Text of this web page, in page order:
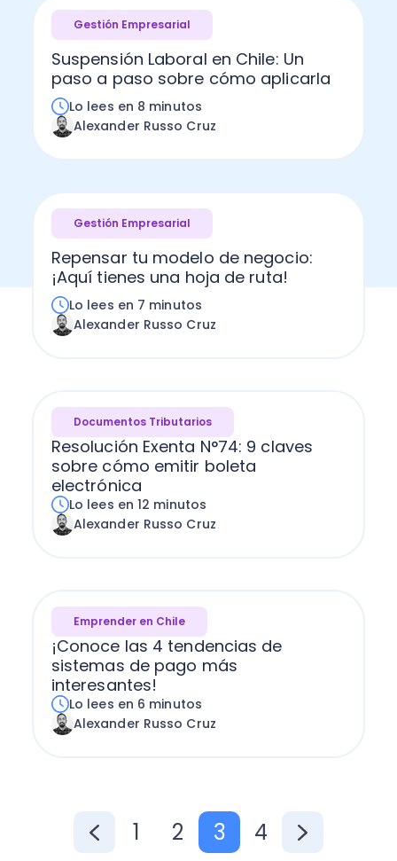
Gestión Empresarial
Suspensión Laboral en Chile: Un
paso a paso sobre cómo aplicarla
Lo lees en 8 minutos
Alexander Russo Cruz
Gestión Empresarial
Repensar tu modelo de negocio:
¡Aquí tienes una hoja de ruta!
Lo lees en 7 minutos
Alexander Russo Cruz
Documentos Tributarios
Resolución Exenta N°74: 9 claves
sobre cómo emitir boleta
electrónica
Lo lees en 12 minutos
Alexander Russo Cruz
Emprender en Chile
¡Conoce las 4 tendencias de
sistemas de pago más
interesantes!
Lo lees en 6 minutos
Alexander Russo Cruz
1 2 3 4